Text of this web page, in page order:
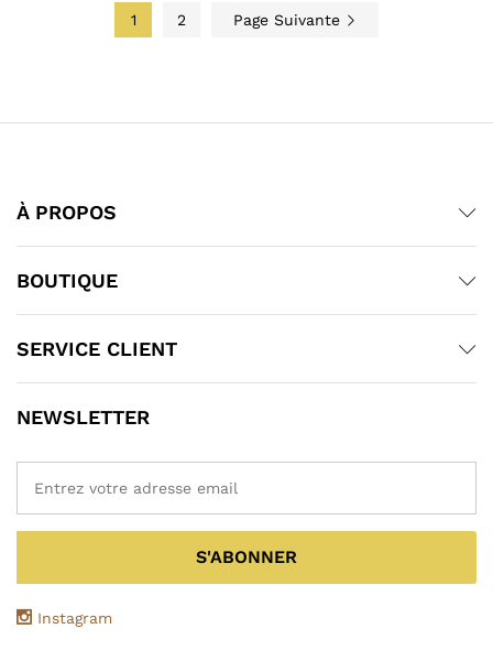
1 2 Page Suivante
À PROPOS
BOUTIQUE
SERVICE CLIENT
NEWSLETTER
Instagram